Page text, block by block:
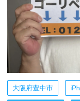
大阪府豊中市